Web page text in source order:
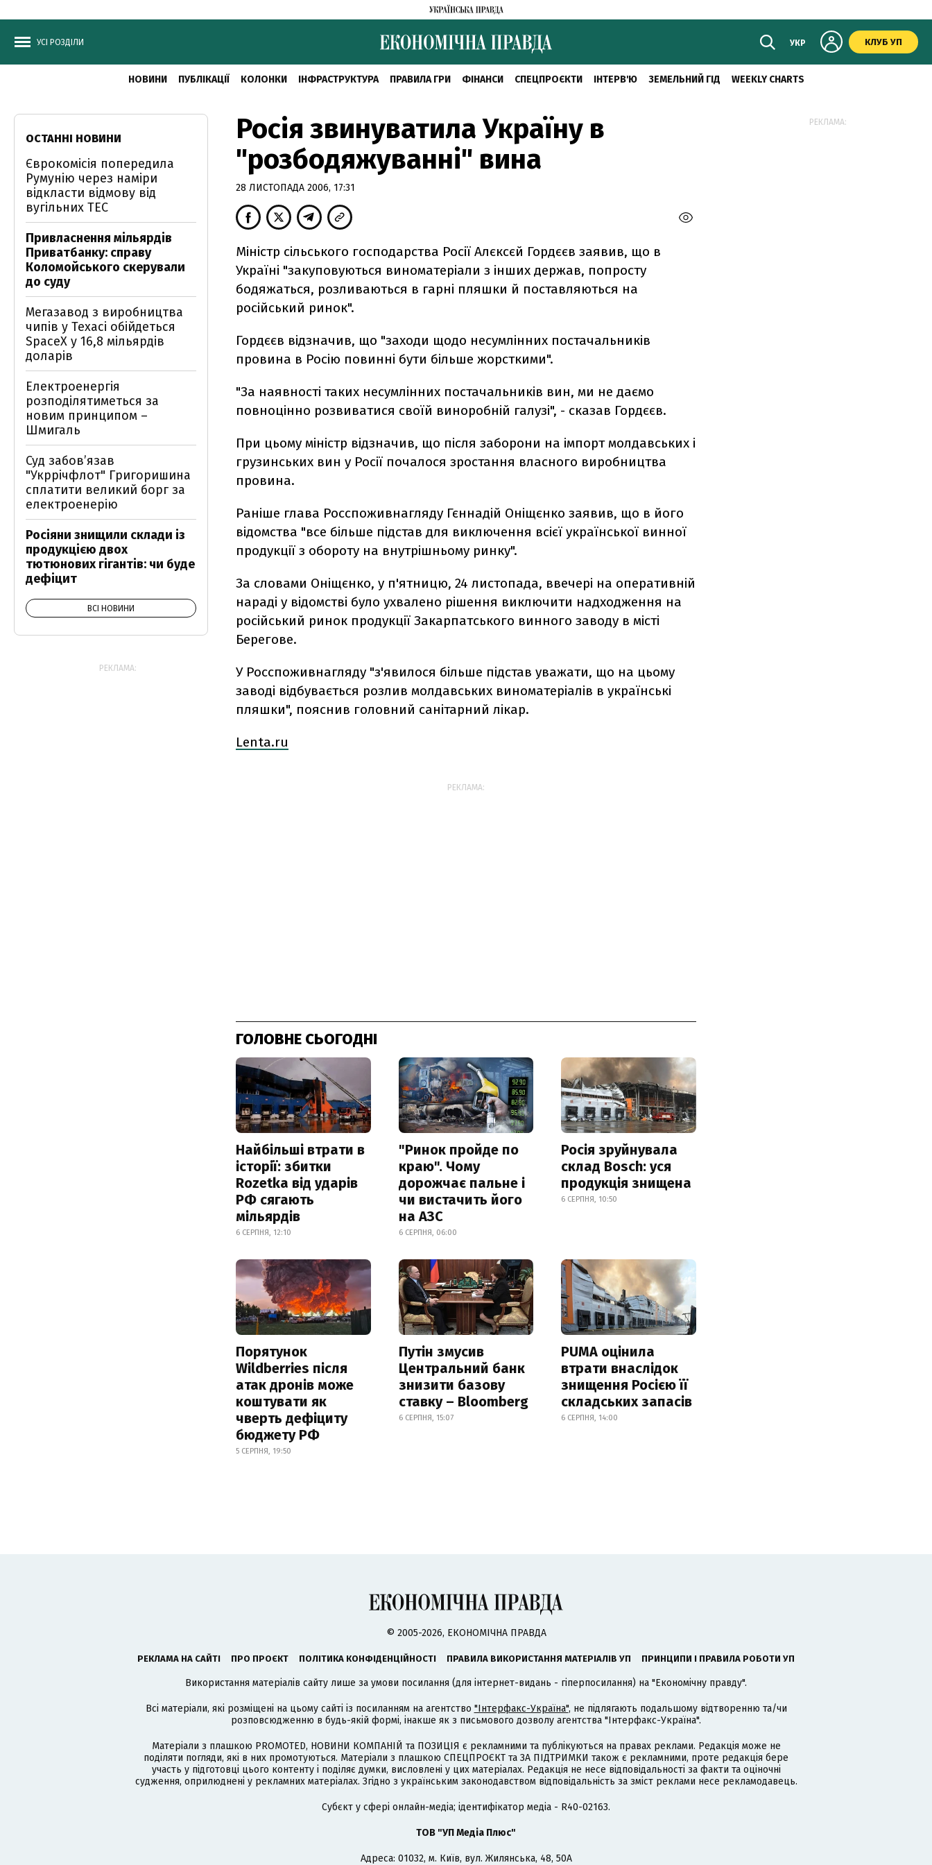
УСІ РОЗДІЛИ УКР КЛУБ УП
НОВИНИ ПУБЛІКАЦІЇ КОЛОНКИ ІНФРАСТРУКТУРА ПРАВИЛА ГРИ ФІНАНСИ СПЕЦПРОЄКТИ ІНТЕРВ'Ю ЗЕМЕЛЬНИЙ ГІД WEEKLY CHARTS
Росія звинуватила Україну в
"розбодяжуванні" вина
28 ЛИСТОПАДА 2006, 17:31
Міністр сільського господарства Росії Алєксєй Гордєєв заявив, що в
Україні "закуповуються виноматеріали з інших держав, попросту
бодяжаться, розливаються в гарні пляшки й поставляються на
російський ринок".
Гордєєв відзначив, що "заходи щодо несумлінних постачальників
провина в Росію повинні бути більше жорсткими".
"За наявності таких несумлінних постачальників вин, ми не даємо
повноцінно розвиватися своїй виноробній галузі", - сказав Гордєєв.
При цьому міністр відзначив, що після заборони на імпорт молдавських і
грузинських вин у Росії почалося зростання власного виробництва
провина.
Раніше глава Росспоживнагляду Гєннадій Оніщєнко заявив, що в його
відомства "все більше підстав для виключення всієї української винної
продукції з обороту на внутрішньому ринку".
За словами Оніщєнко, у п'ятницю, 24 листопада, ввечері на оперативній
нараді у відомстві було ухвалено рішення виключити надходження на
російський ринок продукції Закарпатського винного заводу в місті
Берегове.
У Росспоживнагляду "з'явилося більше підстав уважати, що на цьому
заводі відбувається розлив молдавських виноматеріалів в українські
пляшки", пояснив головний санітарний лікар.
Lenta.ru
РЕКЛАМА:
ГОЛОВНЕ СЬОГОДНІ
Найбільші втрати в
історії: збитки
Rozetka від ударів
РФ сягають
мільярдів
6 СЕРПНЯ, 12:10
"Ринок пройде по
краю". Чому
дорожчає пальне і
чи вистачить його
на АЗС
6 СЕРПНЯ, 06:00
Росія зруйнувала
склад Bosch: уся
продукція знищена
6 СЕРПНЯ, 10:50
Порятунок
Wildberries після
атак дронів може
коштувати як
чверть дефіциту
бюджету РФ
5 СЕРПНЯ, 19:50
Путін змусив
Центральний банк
знизити базову
ставку – Bloomberg
6 СЕРПНЯ, 15:07
PUMA оцінила
втрати внаслідок
знищення Росією її
складських запасів
6 СЕРПНЯ, 14:00
ОСТАННІ НОВИНИ
Єврокомісія попередила
Румунію через наміри
відкласти відмову від
вугільних ТЕС
Привласнення мільярдів
Приватбанку: справу
Коломойського скерували
до суду
Мегазавод з виробництва
чипів у Техасі обійдеться
SpaceX у 16,8 мільярдів
доларів
Електроенергія
розподілятиметься за
новим принципом –
Шмигаль
Суд забов’язав
"Укррічфлот" Григоришина
сплатити великий борг за
електроенерію
Росіяни знищили склади із
продукцією двох
тютюнових гігантів: чи буде
дефіцит
ВСІ НОВИНИ
РЕКЛАМА:
РЕКЛАМА:
© 2005-2026, ЕКОНОМІЧНА ПРАВДА
РЕКЛАМА НА САЙТІ ПРО ПРОЄКТ ПОЛІТИКА КОНФІДЕНЦІЙНОСТІ ПРАВИЛА ВИКОРИСТАННЯ МАТЕРІАЛІВ УП ПРИНЦИПИ І ПРАВИЛА РОБОТИ УП
Використання матеріалів сайту лише за умови посилання (для інтернет-видань - гіперпосилання) на "Економічну правду".
Всі матеріали, які розміщені на цьому сайті із посиланням на агентство "Інтерфакс-Україна", не підлягають подальшому відтворенню та/чи
розповсюдженню в будь-якій формі, інакше як з письмового дозволу агентства "Інтерфакс-Україна".
Матеріали з плашкою PROMOTED, НОВИНИ КОМПАНІЙ та ПОЗИЦІЯ є рекламними та публікуються на правах реклами. Редакція може не
поділяти погляди, які в них промотуються. Матеріали з плашкою СПЕЦПРОЄКТ та ЗА ПІДТРИМКИ також є рекламними, проте редакція бере
участь у підготовці цього контенту і поділяє думки, висловлені у цих матеріалах. Редакція не несе відповідальності за факти та оціночні
судження, оприлюднені у рекламних матеріалах. Згідно з українським законодавством відповідальність за зміст реклами несе рекламодавець.
Cубєкт у сфері онлайн-медіа; ідентифікатор медіа - R40-02163.
ТОВ "УП Медіа Плюс"
Адреса: 01032, м. Київ, вул. Жилянська, 48, 50А